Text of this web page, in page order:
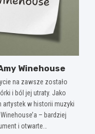
Winehouse
na zawsze zostało
i ból jej utraty. Jako
artystek w historii muzyki
– bardziej
i otwarte…